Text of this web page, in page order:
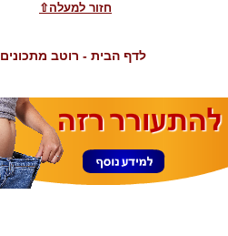
⇧חזור למעלה
לדף הבית - רוטב מתכונים